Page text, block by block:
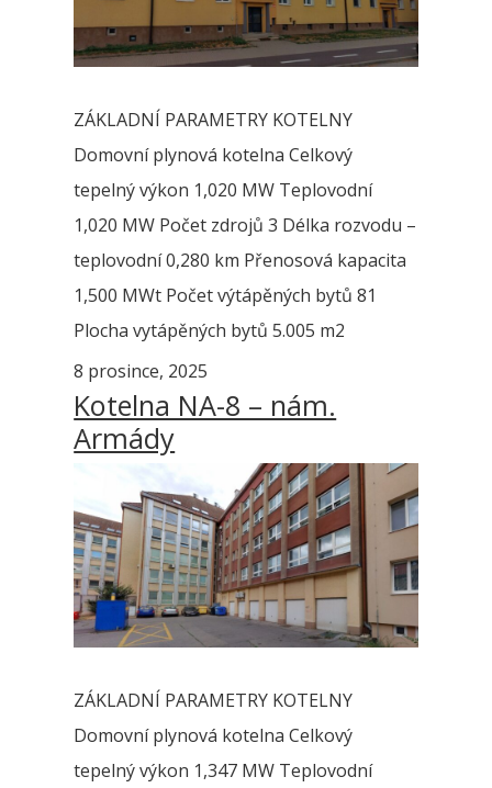
ZÁKLADNÍ PARAMETRY KOTELNY
Domovní plynová kotelna Celkový
tepelný výkon 1,020 MW Teplovodní
1,020 MW Počet zdrojů 3 Délka rozvodu –
teplovodní 0,280 km Přenosová kapacita
1,500 MWt Počet výtápěných bytů 81
Plocha vytápěných bytů 5.005 m2
8 prosince, 2025
Kotelna NA-8 – nám.
Armády
ZÁKLADNÍ PARAMETRY KOTELNY
Domovní plynová kotelna Celkový
tepelný výkon 1,347 MW Teplovodní